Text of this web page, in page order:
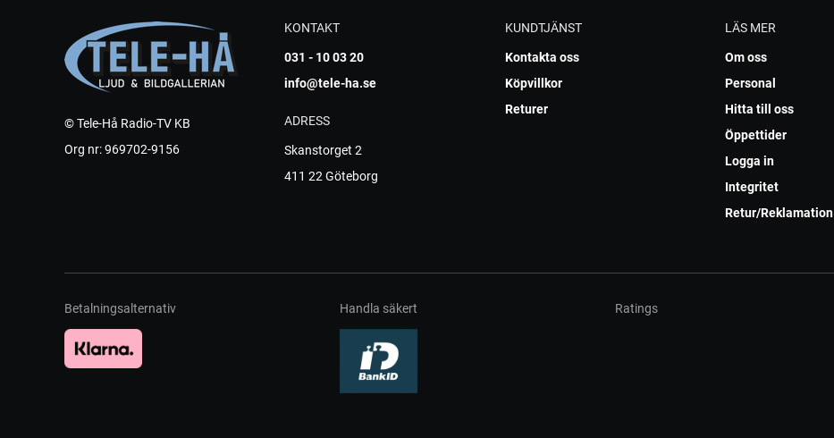
© Tele-Hå Radio-TV KB
Org nr: 969702-9156
KONTAKT
031 - 10 03 20
info@tele-ha.se
ADRESS
Skanstorget 2
411 22 Göteborg
KUNDTJÄNST
Kontakta oss
Köpvillkor
Returer
LÄS MER
Om oss
Personal
Hitta till oss
Öppettider
Logga in
Integritet
Retur/Reklamation
Betalningsalternativ Handla säkert Ratings